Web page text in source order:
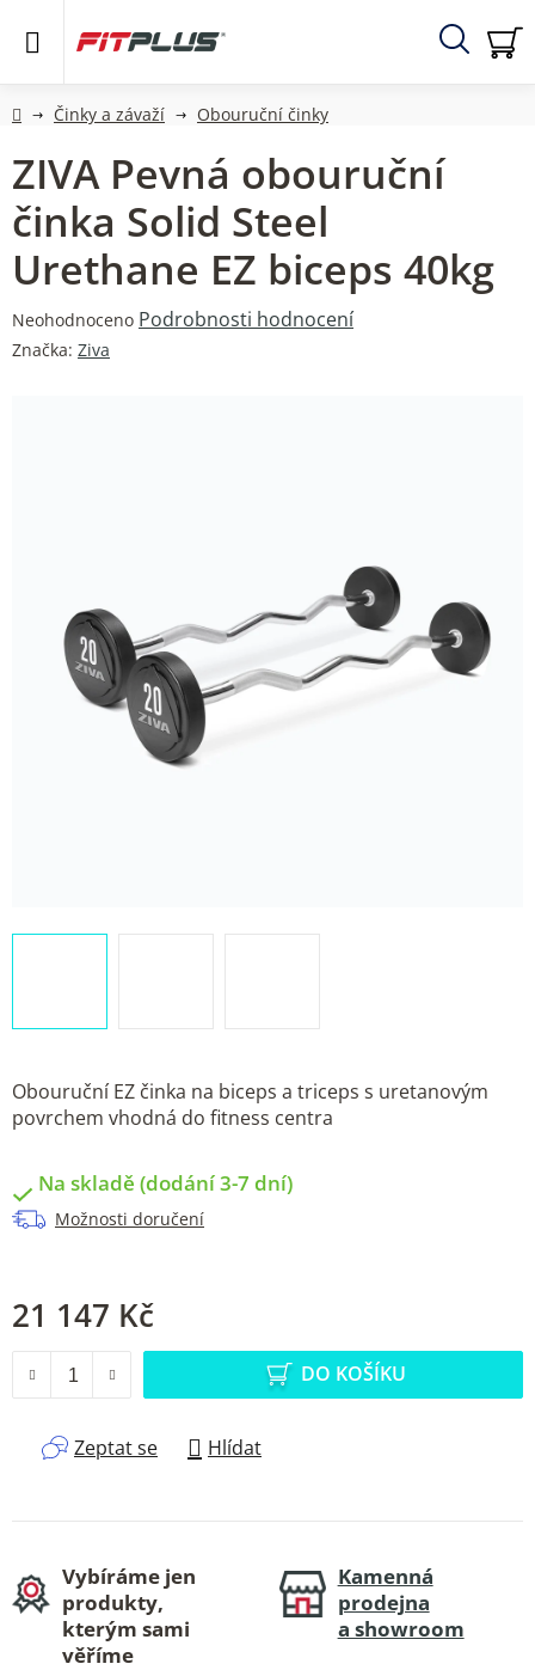
Hledat
DomůČinky a závaží Obouruční činky
Obouruční EZ činka na biceps a triceps s uretanovým
povrchem vhodná do fitness centra
Na skladě (dodání 3-7 dní)
Možnosti doručení
21 147 Kč
DO KOŠÍKU
Zeptat se Hlídat
ZIVA Pevná obouruční
činka Solid Steel
Urethane EZ biceps 40kg
Průměrné
hodnocení
Neohodnoceno Podrobnosti hodnocení
Značka: Ziva
Vybíráme jen
produkty,
kterým sami
věříme
Kamenná
prodejna
a showroom